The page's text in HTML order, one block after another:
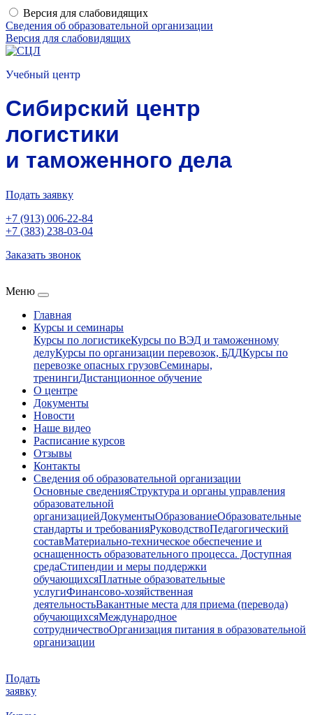
Версия для слабовидящих
Сведения об образовательной организации
Версия для слабовидящих
Учебный центр
Сибирский центр
логистики
и таможенного дела
Подать заявку
+7 (913) 006-22-84
+7 (383) 238-03-04
Заказать звонок
Меню
Главная
Курсы и семинары
Курсы по логистикеКурсы по ВЭД и таможенному
делуКурсы по организации перевозок, БДДКурсы по
перевозке опасных грузовСеминары,
тренингиДистанционное обучение
О центре
Документы
Новости
Наше видео
Расписание курсов
Отзывы
Контакты
Сведения об образовательной организации
Основные сведенияСтруктура и органы управления
образовательной
организациейДокументыОбразованиеОбразовательные
стандарты и требованияРуководствоПедагогический
составМатериально-техническое обеспечение и
оснащенность образовательного процесса. Доступная
средаСтипендии и меры поддержки
обучающихсяПлатные образовательные
услугиФинансово-хозяйственная
деятельностьВакантные места для приема (перевода)
обучающихсяМеждународное
сотрудничествоОрганизация питания в образовательной
организации
Подать
заявку